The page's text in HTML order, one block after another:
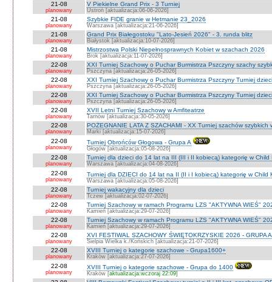
21-08
planowany
V Piekielne Grand Prix - 3 Turniej
Ustroń [aktualizacja:06-06-2026]
21-08
planowany
Szybkie FIDE granie w Hetmanie 23_2026
Warszawa [aktualizacja:21-06-2026]
21-08
planowany
Grand Prix Białegostoku "Lato-Jesień 2026" - 3. runda blitz
Białystok [aktualizacja:10-07-2026]
21-08
planowany
Mistrzostwa Polski Niepełnosprawnych Kobiet w szachach 2026
Brok [aktualizacja:11-07-2026]
22-08
planowany
XXI Turniej Szachowy o Puchar Burmistrza Pszczyny szachy
Pszczyna [aktualizacja:26-05-2026]
22-08
planowany
XXI Turniej Szachowy o Puchar Burmistrza Pszczyny Turniej
Pszczyna [aktualizacja:26-05-2026]
22-08
planowany
XXI Turniej Szachowy o Puchar Burmistrza Pszczyny Turniej
Pszczyna [aktualizacja:26-05-2026]
22-08
planowany
XVII Letni Turniej Szachowy w Amfiteatrze
Tarnów [aktualizacja:30-05-2026]
22-08
planowany
POŻEGNANIE LATA Z SZACHAMI - XX Turniej szachów szybkich
Marki [aktualizacja:15-07-2026]
22-08
planowany
Turniej Obrońców Głogowa - Grupa A
Głogów [aktualizacja:05-08-2026]
22-08
planowany
Turniej dla dzieci do 14 lat na III (III i II kobiecą) kategorię w Child
Warszawa [aktualizacja:04-08-2026]
22-08
planowany
Turniej dla DZIECI do 14 lat na II (II i I kobiecą) kategorię w Child
Warszawa [aktualizacja:05-08-2026]
22-08
planowany
Turniej wakacyjny dla dzieci
Tczew [aktualizacja:02-07-2026]
22-08
planowany
Turniej Szachowy w ramach Programu LZS "AKTYWNA WIEŚ"
Kamień [aktualizacja:29-07-2026]
22-08
planowany
Turniej Szachowy w ramach Programu LZS "AKTYWNA WIEŚ"
Kamień [aktualizacja:29-07-2026]
22-08
planowany
XVI FESTIWAL SZACHOWY ŚWIĘTOKRZYSKIE 2026 - GRUPA
Sielpia Wielka k./Końskich [aktualizacja:21-07-2026]
22-08
planowany
XVIII Turniej o kategorie szachowe - Grupa1600+
Kraków [aktualizacja:27-07-2026]
22-08
planowany
XVIII Turniej o kategorie szachowe - Grupa do 1400
Kraków [aktualizacja:wczoraj 22:09]